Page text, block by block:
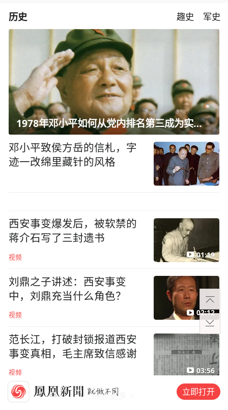
历史 趣史 军史
1978年邓小平如何从党内排名第三成为实际核心？
邓小平致侯方岳的信札，字
迹一改绵里藏针的风格
西安事变爆发后，被软禁的
蒋介石写了三封遗书
视频 01:19
刘鼎之子讲述：西安事变
中，刘鼎充当什么角色？
视频 02:12
范长江，打破封锁报道西安
事变真相，毛主席致信感谢
视频 03:56
展开更多 立即打开